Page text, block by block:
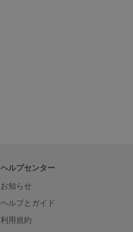
ヘルプセンター
お知らせ
ヘルプとガイド
利用規約